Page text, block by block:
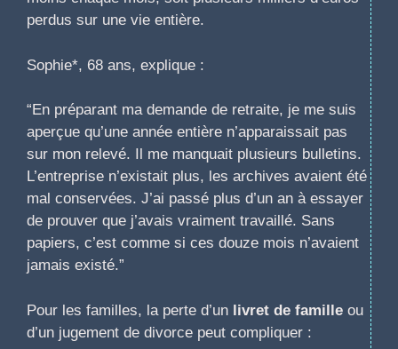
perdus sur une vie entière.
Sophie*, 68 ans, explique :
“En préparant ma demande de retraite, je me suis
aperçue qu’une année entière n’apparaissait pas
sur mon relevé. Il me manquait plusieurs bulletins.
L’entreprise n’existait plus, les archives avaient été
mal conservées. J’ai passé plus d’un an à essayer
de prouver que j’avais vraiment travaillé. Sans
papiers, c’est comme si ces douze mois n’avaient
jamais existé.”
Pour les familles, la perte d’un livret de famille ou
d’un jugement de divorce peut compliquer :